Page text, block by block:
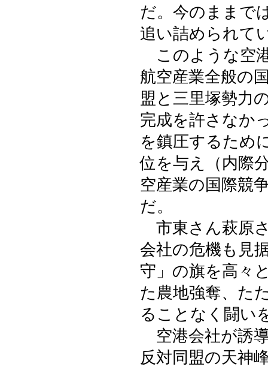
だ。今のままで
追い詰められて
このような空
航空産業全般の
盟と三里塚勢力
完成を許さなか
を鎮圧するため
位を与え（内際
空産業の国際競
だ。
市東さん萩原
会社の危機も見
守」の旗を高々
た農地強奪、た
ることなく闘い
空港会社が誘
反対同盟の天神